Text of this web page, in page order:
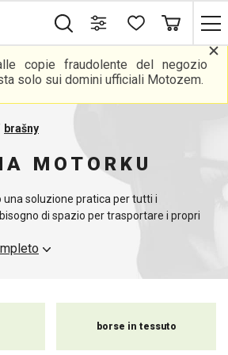
copie fraudolente del negozio
solo sui domini ufficiali Motozem.
brašny
MOTORKU
una soluzione pratica per tutti i
di spazio per trasportare i propri
da fissare alla moto e offrono un
sono belle da vedere, ma proteggono
consigliamo anche di abbinare le
borse in tessuto